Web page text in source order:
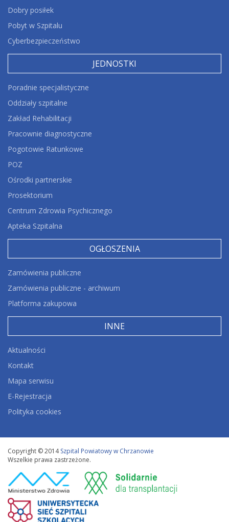
Dobry posiłek
Pobyt w Szpitalu
Cyberbezpieczeństwo
JEDNOSTKI
Poradnie specjalistyczne
Oddziały szpitalne
Zakład Rehabilitacji
Pracownie diagnostyczne
Pogotowie Ratunkowe
POZ
Ośrodki partnerskie
Prosektorium
Centrum Zdrowia Psychicznego
Apteka Szpitalna
OGŁOSZENIA
Zamówienia publiczne
Zamówienia publiczne - archiwum
Platforma zakupowa
INNE
Aktualności
Kontakt
Mapa serwisu
E-Rejestracja
Polityka cookies
Copyright © 2014Szpital Powiatowy w Chrzanowie
Wszelkie prawa zastrzeżone.